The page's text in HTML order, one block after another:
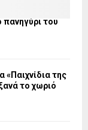
του
της
το χωριό